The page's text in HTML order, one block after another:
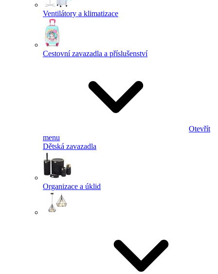
Ventilátory a klimatizace
Cestovní zavazadla a příslušenství
Otevřít
menu
Dětská zavazadla
Organizace a úklid